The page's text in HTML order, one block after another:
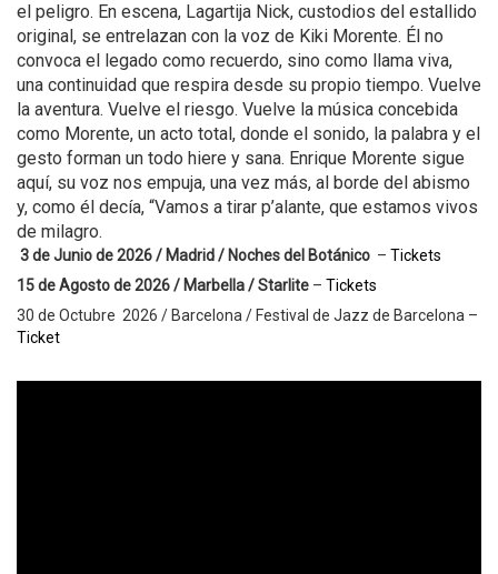
el peligro. En escena, Lagartija Nick, custodios del estallido
original, se entrelazan con la voz de Kiki Morente. Él no
convoca el legado como recuerdo, sino como llama viva,
una continuidad que respira desde su propio tiempo. Vuelve
la aventura. Vuelve el riesgo. Vuelve la música concebida
como Morente, un acto total, donde el sonido, la palabra y el
gesto forman un todo hiere y sana. Enrique Morente sigue
aquí, su voz nos empuja, una vez más, al borde del abismo
y, como él decía, “Vamos a tirar p’alante, que estamos vivos
de milagro.
3 de Junio de 2026 / Madrid / Noches del Botánico – Tickets
15 de Agosto de 2026 / Marbella / Starlite – Tickets
30 de Octubre 2026 / Barcelona / Festival de Jazz de Barcelona –
Ticket